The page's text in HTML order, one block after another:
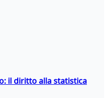
il diritto alla statistica